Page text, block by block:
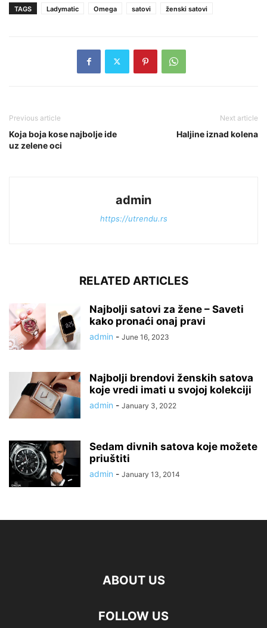
TAGS Ladymatic Omega satovi ženski satovi
Previous article
Koja boja kose najbolje ide
uz zelene oci
Next article
Haljine iznad kolena
admin
https://utrendu.rs
RELATED ARTICLES
Najbolji satovi za žene – Saveti
kako pronaći onaj pravi
admin - June 16, 2023
Najbolji brendovi ženskih satova
koje vredi imati u svojoj kolekciji
admin - January 3, 2022
Sedam divnih satova koje možete
priuštiti
admin - January 13, 2014
ABOUT US
FOLLOW US